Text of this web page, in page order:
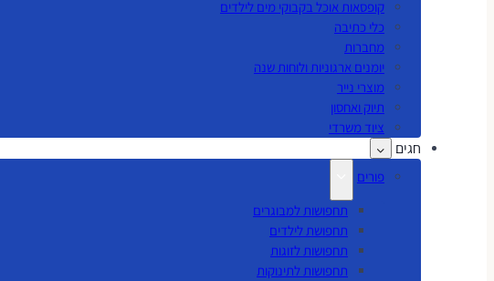
קופסאות אוכל בקבוקי מים לילדים
כלי כתיבה
מחברות
יומנים ארגוניות ולוחות שנה
מוצרי נייר
תיוק ואחסון
ציוד משרדי
חגים
פורים
תחפושות למבוגרים
תחפושת לילדים
תחפושות לזוגות
תחפושות לתינוקות